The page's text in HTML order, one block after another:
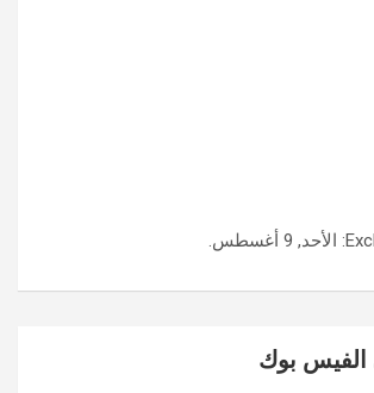
: الأحد, 9 أغسطس.
الفيس بوك